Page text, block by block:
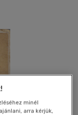
minél
arra kérjük,